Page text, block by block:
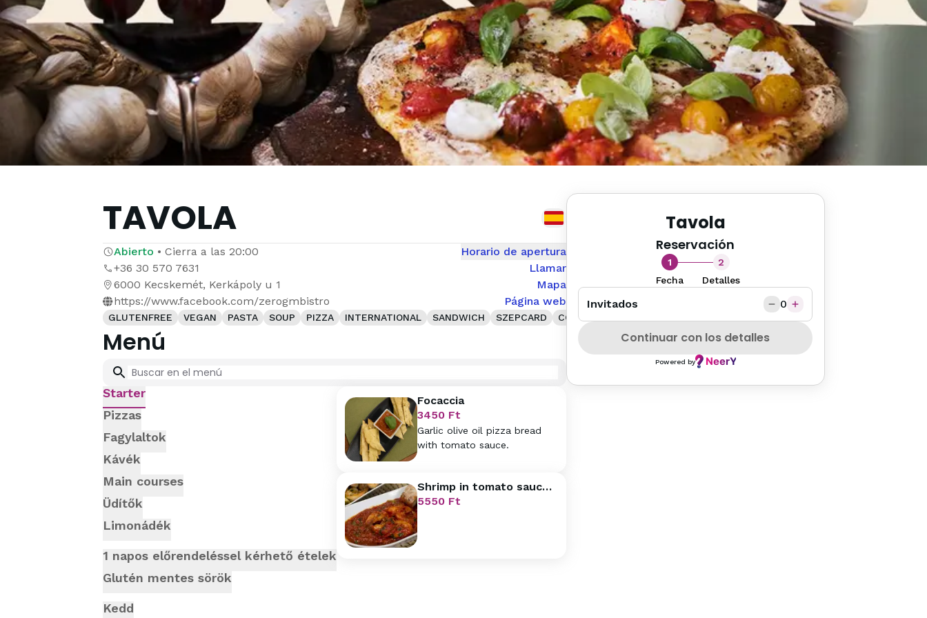
TAVOLA
Abierto • Cierra a las 20:00
Horario de apertura
+36 30 570 7631
Llamar
6000 Kecskemét, Kerkápoly u 1
Mapa
https://www.facebook.com/zerogmbistro
Página web
GLUTENFREE VEGAN PASTA SOUP PIZZA INTERNATIONAL SANDWICH SZEPCARD COFFEE PETFRIENDLY
Menú
Starter
Pizzas
Fagylaltok
Kávék
Main courses
Üdítők
Limonádék
1 napos előrendeléssel kérhető ételek
Glutén mentes sörök
Kedd
Focaccia
3450Ft
Garlic olive oil pizza bread
with tomato sauce.
Shrimp in tomato sauce
with arugula and garlic
olive oil pizza bread
5550Ft
Tavola
Reservación
1
Fecha
2
Detalles
Invitados 0
Continuar con los detalles
Powered by